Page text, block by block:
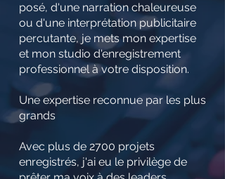
posé, d'une narration chaleureuse
ou d'une interprétation publicitaire
percutante, je mets mon expertise
et mon studio d'enregistrement
professionnel à votre disposition.
Une expertise reconnue par les plus
grands
Avec plus de 2700 projets
enregistrés, j'ai eu le privilège de